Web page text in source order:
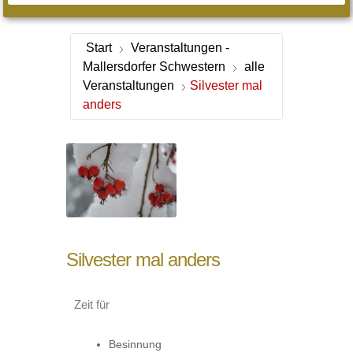
Start
Veranstaltungen -
Mallersdorfer Schwestern
alle
Veranstaltungen
Silvester mal
anders
Silvester mal anders
Zeit für
Besinnung